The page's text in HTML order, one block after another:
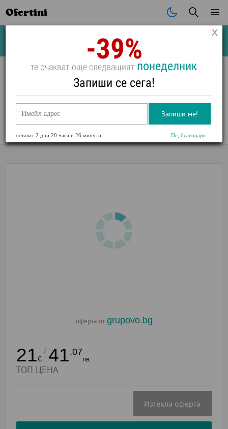
Ofertini
Почивки Стоки
На море в Приморско: Хотел Примавера 2 с включена
закуска и яхта
оферта от grupovo.bg
21€
/ 41.07
лв.
ТОП ЦЕНА
Изтекла оферта
-39%
те очакват още следващият понеделник
Запиши се сега!
Запиши ме!
остават2 дни 20 часа и 26 минути Не, благодаря